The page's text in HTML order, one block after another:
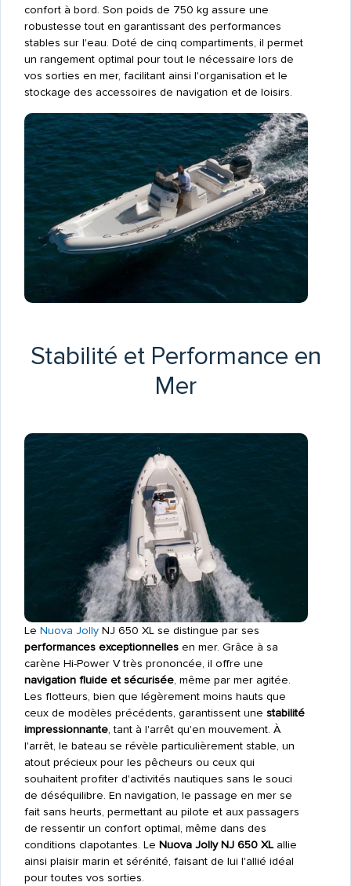
confort à bord. Son poids de 750 kg assure une
robustesse tout en garantissant des performances
stables sur l'eau. Doté de cinq compartiments, il permet
un rangement optimal pour tout le nécessaire lors de
vos sorties en mer, facilitant ainsi l'organisation et le
stockage des accessoires de navigation et de loisirs.
Stabilité et Performance en
Mer
Le Nuova JollyNJ 650 XL se distingue par ses
performances exceptionnellesen mer. Grâce à sa
carène Hi-Power V très prononcée, il offre une
navigation fluide et sécurisée, même par mer agitée.
Les flotteurs, bien que légèrement moins hauts que
ceux de modèles précédents, garantissent une stabilité
impressionnante, tant à l'arrêt qu'en mouvement. À
l'arrêt, le bateau se révèle particulièrement stable, un
atout précieux pour les pêcheurs ou ceux qui
souhaitent profiter d'activités nautiques sans le souci
de déséquilibre. En navigation, le passage en mer se
fait sans heurts, permettant au pilote et aux passagers
de ressentir un confort optimal, même dans des
conditions clapotantes. Le Nuova Jolly NJ 650 XLallie
ainsi plaisir marin et sérénité, faisant de lui l'allié idéal
pour toutes vos sorties.